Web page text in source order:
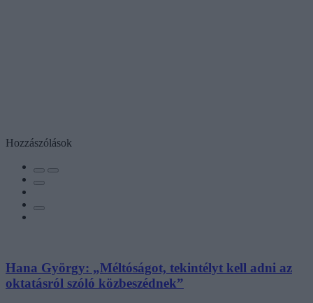
Hozzászólások
Hana György: „Méltóságot, tekintélyt kell adni az
oktatásról szóló közbeszédnek”